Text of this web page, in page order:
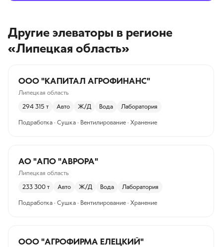
Другие элеваторы в регионе
«Липецкая область»
ООО "КАПИТАЛ АГРОФИНАНС"
Липецкая область
294 315 т Авто Ж/Д Вода Лаборатория
Подработка · Сушка · Вентилирование · Хранение
АО "АПО "АВРОРА"
Липецкая область
233 300 т Авто Ж/Д Вода Лаборатория
Подработка · Сушка · Вентилирование · Хранение
ООО "АГРОФИРМА ЕЛЕЦКИЙ"